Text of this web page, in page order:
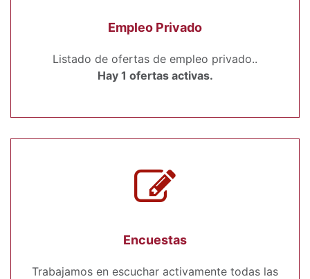
Empleo Privado
Listado de ofertas de empleo privado..
Hay 1 ofertas activas.
Encuestas
Trabajamos en escuchar activamente todas las